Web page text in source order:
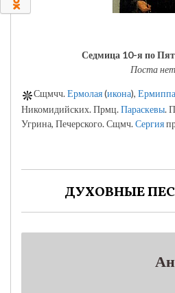
Седмица 10-я по
Поста
Сщмчч.Ермолая(икона), Ермиппа
Никомидийских. Прмц.Параскевы.
Угрина, Печерского. Сщмч.Сергия
ДУХОВНЫЕ